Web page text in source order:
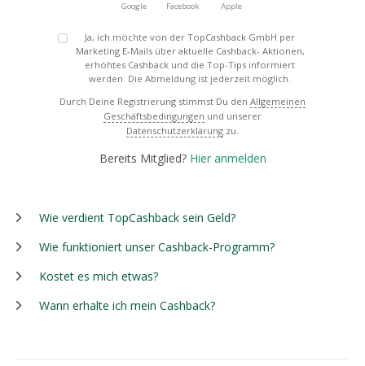
Google Facebook Apple
Ja, ich möchte von der TopCashback GmbH per
Marketing E-Mails über aktuelle Cashback- Aktionen,
erhöhtes Cashback und die Top-Tips informiert
werden. Die Abmeldung ist jederzeit möglich.
Durch Deine Registrierung stimmst Du den Allgemeinen
Geschäftsbedingungen und unserer
Datenschutzerklärung zu.
Bereits Mitglied? Hier anmelden
Wie verdient TopCashback sein Geld?
Wie funktioniert unser Cashback-Programm?
Kostet es mich etwas?
Wann erhalte ich mein Cashback?